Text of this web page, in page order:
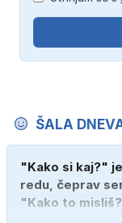
ŠALA
"Kako si kaj?"
redu, čeprav
"Kako to